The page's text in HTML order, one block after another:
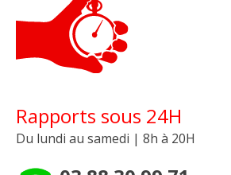
Rapports sous 24H
Du lundi au samedi | 8h à 20H